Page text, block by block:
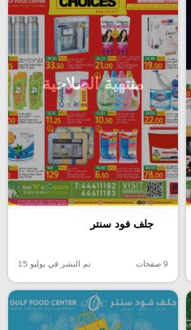
منتهية الصلاحية
جلف فود سنتر
9 صفحات تم النشر في يوليو 15